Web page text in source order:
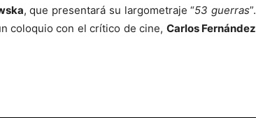
, que presentará su largometraje “53 guerras”.
coloquio con el crítico de cine, Carlos Fernández